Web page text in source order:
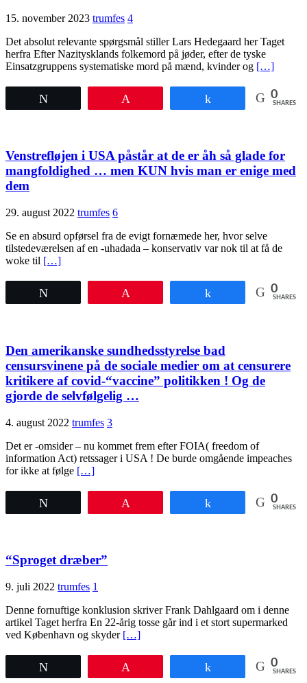
15. november 2023 trumfes 4
Det absolut relevante spørgsmål stiller Lars Hedegaard her Taget
herfra Efter Nazitysklands folkemord på jøder, efter de tyske
Einsatzgruppens systematiske mord på mænd, kvinder og […]
0
SHARES
Venstrefløjen i USA påstår at de er åh så glade for
mangfoldighed … men KUN hvis man er enige med
dem
29. august 2022 trumfes 6
Se en absurd opførsel fra de evigt fornæmede her, hvor selve
tilstedeværelsen af en -uhadada – konservativ var nok til at få de
woke til […]
0
SHARES
Den amerikanske sundhedsstyrelse bad
censursvinene på de sociale medier om at censurere
kritikere af covid-“vaccine” politikken ! Og de
gjorde de selvfølgelig …
4. august 2022 trumfes 3
Det er -omsider – nu kommet frem efter FOIA( freedom of
information Act) retssager i USA ! De burde omgående impeaches
for ikke at følge […]
0
SHARES
“Sproget dræber”
9. juli 2022 trumfes 1
Denne fornuftige konklusion skriver Frank Dahlgaard om i denne
artikel Taget herfra En 22-årig tosse går ind i et stort supermarked
ved København og skyder […]
0
SHARES